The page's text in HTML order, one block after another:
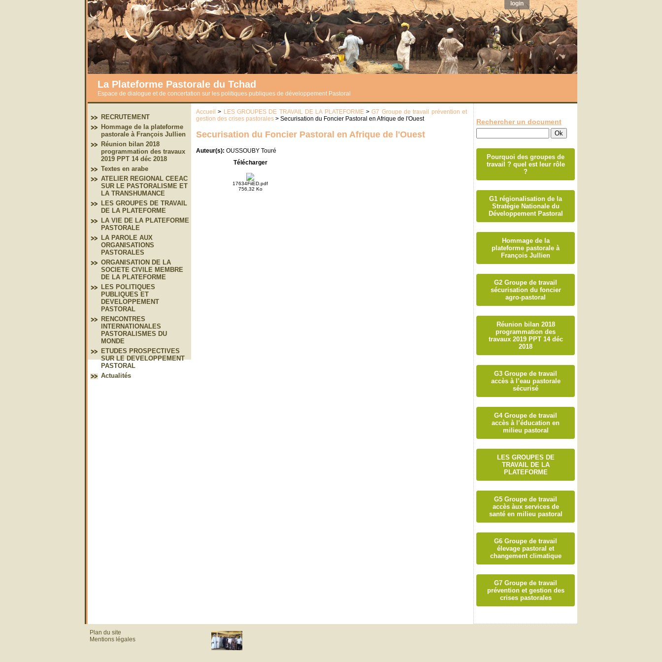
La Plateforme Pastorale du Tchad
Espace de dialogue et de concertation sur les politiques publiques de développement Pastoral
RECRUTEMENT
Hommage de la plateforme
pastorale à François Jullien
Réunion bilan 2018
programmation des travaux
2019 PPT 14 déc 2018
Textes en arabe
ATELIER REGIONAL CEEAC
SUR LE PASTORALISME ET
LA TRANSHUMANCE
LES GROUPES DE TRAVAIL
DE LA PLATEFORME
LA VIE DE LA PLATEFORME
PASTORALE
LA PAROLE AUX
ORGANISATIONS
PASTORALES
ORGANISATION DE LA
SOCIETE CIVILE MEMBRE
DE LA PLATEFORME
LES POLITIQUES
PUBLIQUES ET
DEVELOPPEMENT
PASTORAL
RENCONTRES
INTERNATIONALES
PASTORALISMES DU
MONDE
ETUDES PROSPECTIVES
SUR LE DEVELOPPEMENT
PASTORAL
Actualités
Accueil > LES GROUPES DE TRAVAIL DE LA PLATEFORME>G7 Groupe de travail prévention et
gestion des crises pastorales > Securisation du Foncier Pastoral en Afrique de l'Ouest
Securisation du Foncier Pastoral en Afrique de l'Ouest
Auteur(s): OUSSOUBY Touré
Télécharger
17634FiiED.pdf
756,32 Ko
Rechercher un document
Pourquoi des groupes de
travail ? quel est leur rôle
?
G1 régionalisation de la
Stratégie Nationale du
Développement Pastoral
Hommage de la
plateforme pastorale à
François Jullien
G2 Groupe de travail
sécurisation du foncier
agro-pastoral
Réunion bilan 2018
programmation des
travaux 2019 PPT 14 déc
2018
G3 Groupe de travail
accès à l’eau pastorale
sécurisé
G4 Groupe de travail
accès à l’éducation en
milieu pastoral
LES GROUPES DE
TRAVAIL DE LA
PLATEFORME
G5 Groupe de travail
accès àux services de
santé en milieu pastoral
G6 Groupe de travail
élevage pastoral et
changement climatique
G7 Groupe de travail
prévention et gestion des
crises pastorales
Plan du site
Mentions légales
login